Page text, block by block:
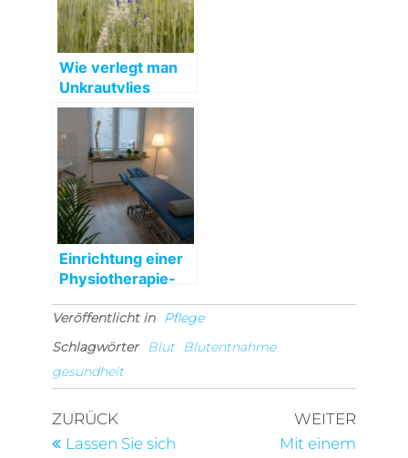
Wie verlegt man
Unkrautvlies
Einrichtung einer
Physiotherapie-
Veröffentlicht in
Pflege
Schlagwörter
Blut Blutentnahme
gesundheit
Beitragsnavigation
Vorheriger
Beitrag
ZURÜCK
Lassen Sie sich
WEITER
Mit einem